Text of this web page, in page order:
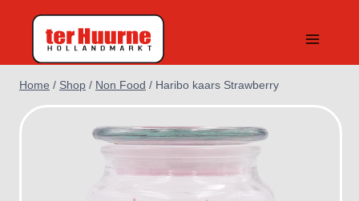
inhoud
Home / Shop / Non Food / Haribo kaars Strawberry